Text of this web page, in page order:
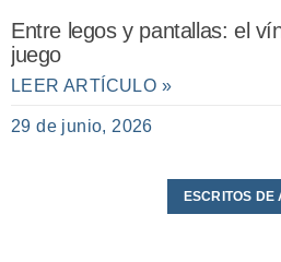
Entre legos y pantallas: el
juego
LEER ARTÍCULO »
29 de junio, 2026
ESCRITOS DE